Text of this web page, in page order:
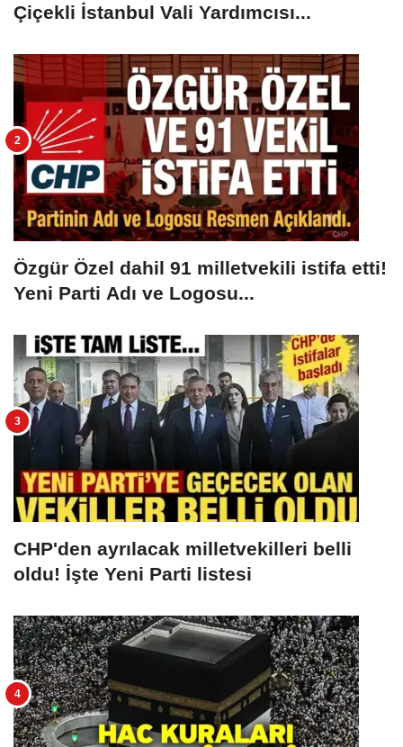
Çiçekli İstanbul Vali Yardımcısı...
Özgür Özel dahil 91 milletvekili istifa etti!
Yeni Parti Adı ve Logosu...
CHP'den ayrılacak milletvekilleri belli
oldu! İşte Yeni Parti listesi